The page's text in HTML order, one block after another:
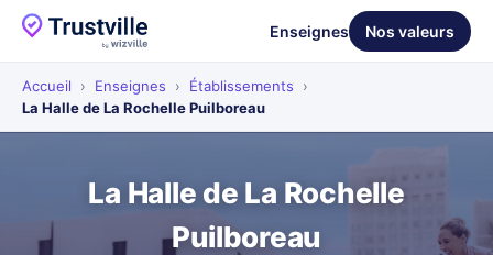
Enseignes Nos valeurs
Accueil › Enseignes › Établissements
›
La Halle de La Rochelle Puilboreau
La Halle de La Rochelle
Puilboreau